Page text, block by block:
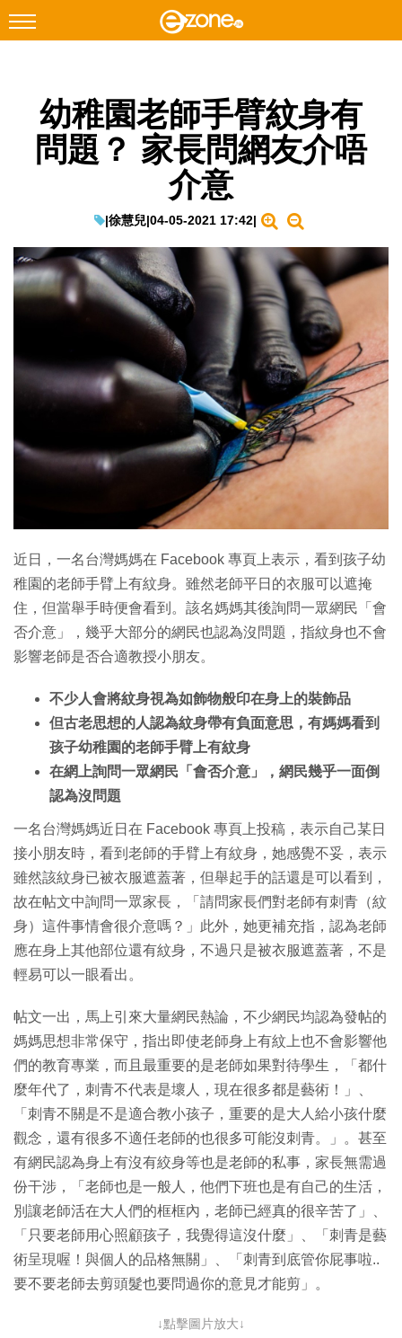
Facebook Instagram
科技焦點
教學評測
EduTech
生成式AI與雲端應用
Enterprise Digital Transformation
幼稚園老師手臂紋身有
問題？ 家長問網友介唔
介意
|徐慧兒|04-05-2021 17:42|
近日，一名台灣媽媽在 Facebook 專頁上表示，看到孩子幼
稚園的老師手臂上有紋身。雖然老師平日的衣服可以遮掩
住，但當舉手時便會看到。該名媽媽其後詢問一眾網民「會
否介意」，幾乎大部分的網民也認為沒問題，指紋身也不會
影響老師是否合適教授小朋友。
不少人會將紋身視為如飾物般印在身上的裝飾品
但古老思想的人認為紋身帶有負面意思，有媽媽看到
孩子幼稚園的老師手臂上有紋身
在網上詢問一眾網民「會否介意」，網民幾乎一面倒
認為沒問題
一名台灣媽媽近日在 Facebook 專頁上投稿，表示自己某日
接小朋友時，看到老師的手臂上有紋身，她感覺不妥，表示
雖然該紋身已被衣服遮蓋著，但舉起手的話還是可以看到，
故在帖文中詢問一眾家長，「請問家長們對老師有刺青（紋
身）這件事情會很介意嗎？」此外，她更補充指，認為老師
應在身上其他部位還有紋身，不過只是被衣服遮蓋著，不是
輕易可以一眼看出。
帖文一出，馬上引來大量網民熱論，不少網民均認為發帖的
媽媽思想非常保守，指出即使老師身上有紋上也不會影響他
們的教育專業，而且最重要的是老師如果對待學生，「都什
麼年代了，刺青不代表是壞人，現在很多都是藝術！」、
「刺青不關是不是適合教小孩子，重要的是大人給小孩什麼
觀念，還有很多不適任老師的也很多可能沒刺青。」。甚至
有網民認為身上有沒有絞身等也是老師的私事，家長無需過
份干涉，「老師也是一般人，他們下班也是有自己的生活，
別讓老師活在大人們的框框內，老師已經真的很辛苦了」、
「只要老師用心照顧孩子，我覺得這沒什麼」、「刺青是藝
術呈現喔！與個人的品格無關」、「刺青到底管你屁事啦..
要不要老師去剪頭髮也要問過你的意見才能剪」。
↓點擊圖片放大↓